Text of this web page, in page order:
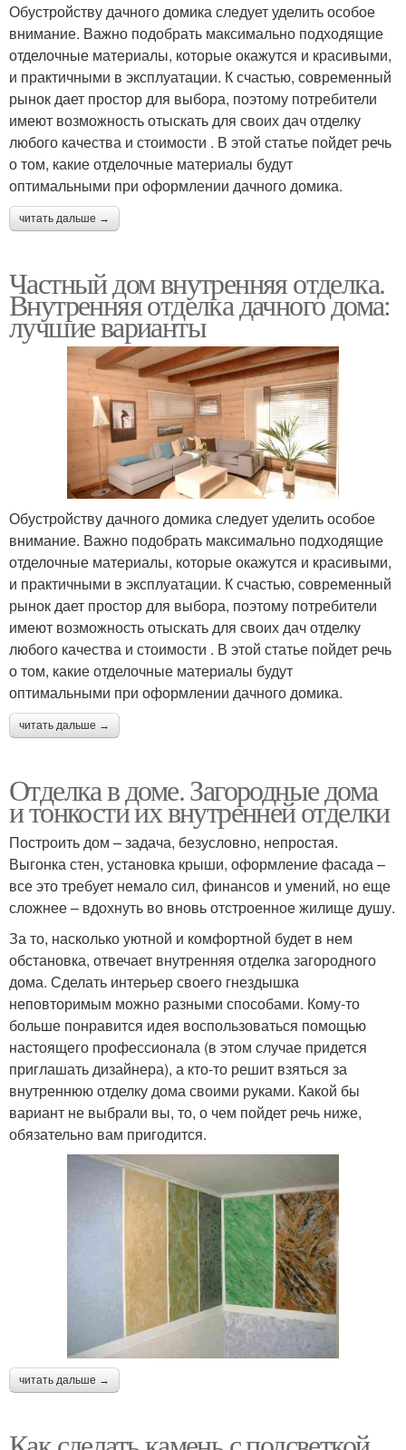
Обустройству дачного домика следует уделить особое
внимание. Важно подобрать максимально подходящие
отделочные материалы, которые окажутся и красивыми,
и практичными в эксплуатации. К счастью, современный
рынок дает простор для выбора, поэтому потребители
имеют возможность отыскать для своих дач отделку
любого качества и стоимости . В этой статье пойдет речь
о том, какие отделочные материалы будут
оптимальными при оформлении дачного домика.
читать дальше →
Частный дом внутренняя отделка.
Внутренняя отделка дачного дома:
лучшие варианты
Обустройству дачного домика следует уделить особое
внимание. Важно подобрать максимально подходящие
отделочные материалы, которые окажутся и красивыми,
и практичными в эксплуатации. К счастью, современный
рынок дает простор для выбора, поэтому потребители
имеют возможность отыскать для своих дач отделку
любого качества и стоимости . В этой статье пойдет речь
о том, какие отделочные материалы будут
оптимальными при оформлении дачного домика.
читать дальше →
Отделка в доме. Загородные дома
и тонкости их внутренней отделки
Построить дом – задача, безусловно, непростая.
Выгонка стен, установка крыши, оформление фасада –
все это требует немало сил, финансов и умений, но еще
сложнее – вдохнуть во вновь отстроенное жилище душу.
За то, насколько уютной и комфортной будет в нем
обстановка, отвечает внутренняя отделка загородного
дома. Сделать интерьер своего гнездышка
неповторимым можно разными способами. Кому-то
больше понравится идея воспользоваться помощью
настоящего профессионала (в этом случае придется
приглашать дизайнера), а кто-то решит взяться за
внутреннюю отделку дома своими руками. Какой бы
вариант не выбрали вы, то, о чем пойдет речь ниже,
обязательно вам пригодится.
читать дальше →